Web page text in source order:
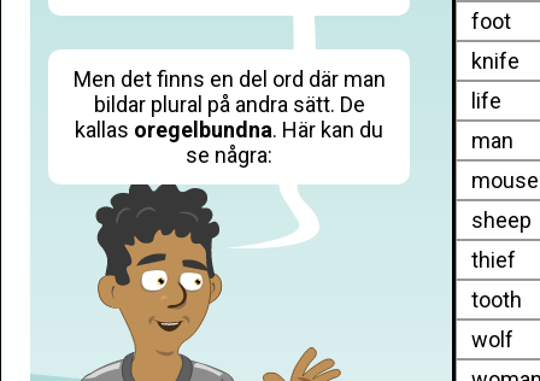
Men det finns en del ord där man
bildar plural på andra sätt. De
kallas oregelbundna. Här kan du
se några:
foot
knife
life
man
mouse
sheep
thief
tooth
wolf